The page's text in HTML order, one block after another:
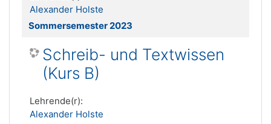
Alexander Holste
Sommersemester 2023
Schreib- und Textwissen
(Kurs B)
Lehrende(r):
Alexander Holste